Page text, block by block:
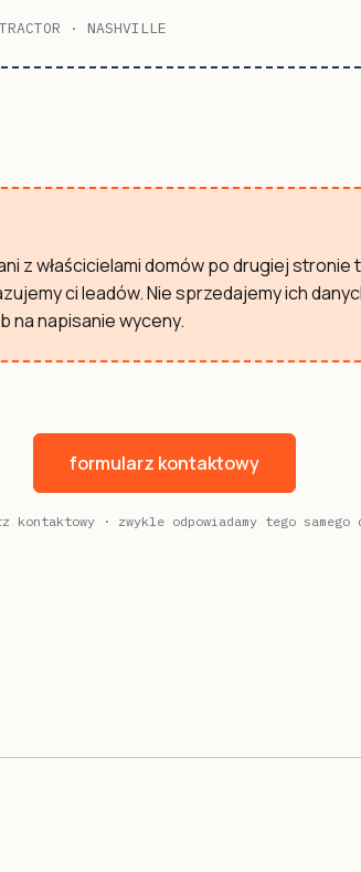
· NASHVILLE
z właścicielami domów po drugiej stronie
ci leadów. Nie sprzedajemy ich
na napisanie wyceny.
formularz kontaktowy
kontaktowy · zwykle odpowiadamy tego samego